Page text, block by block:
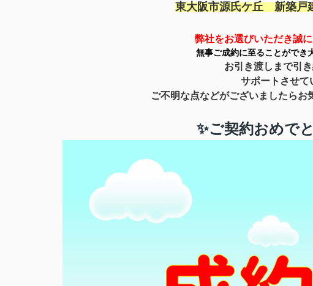
東大阪市源氏ケ丘 新築戸
弊社をお選びいただき誠
無事ご成約に至ることができ
お引き渡しまで引
サポートさせて
ご不明な点などがございましたらお
✨ご契約おめで